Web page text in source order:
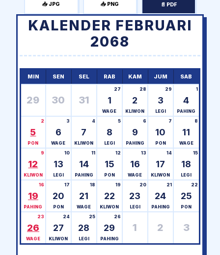
📥 JPG 📥 PNG 📄 PDF
KALENDER FEBRUARI
2068
MIN SEN SEL RAB KAM JUM SAB
29 30 31 1
27
WAGE
2
28
KLIWON
3
29
LEGI
4
1
PAHING
5
2
PON
6
3
WAGE
7
4
KLIWON
8
5
LEGI
9
6
PAHING
10
7
PON
11
8
WAGE
12
9
KLIWON
13
10
LEGI
14
11
PAHING
15
12
PON
16
13
WAGE
17
14
KLIWON
18
15
LEGI
19
16
PAHING
20
17
PON
21
18
WAGE
22
19
KLIWON
23
20
LEGI
24
21
PAHING
25
22
PON
26
23
WAGE
27
24
KLIWON
28
25
LEGI
29
26
PAHING
1 2 3